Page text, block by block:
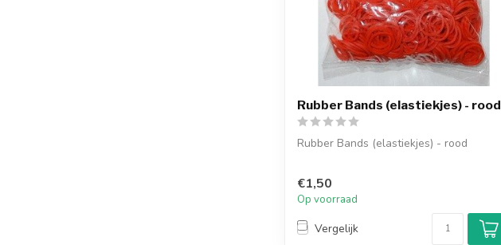
Rubber Bands (elastiekjes) - rood
Rubber Bands (elastiekjes) - rood
€1,50
Op voorraad
Vergelijk